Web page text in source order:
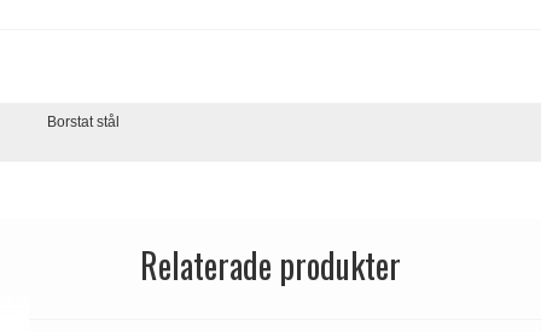
Borstat stål
Relaterade produkter